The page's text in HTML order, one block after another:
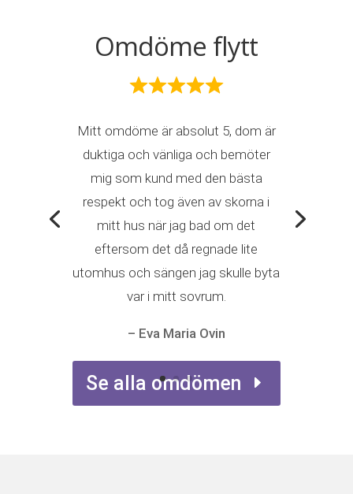
Omdöme flytt
Mitt omdöme är absolut 5, dom är
duktiga och vänliga och bemöter
mig som kund med den bästa
respekt och tog även av skorna i
mitt hus när jag bad om det
eftersom det då regnade lite
utomhus och sängen jag skulle byta
var i mitt sovrum.
– Eva Maria Ovin
Se alla omdömen